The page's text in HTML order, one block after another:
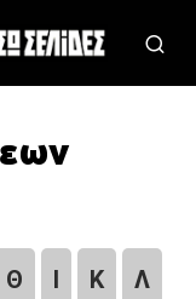
Θ Ι Κ Λ